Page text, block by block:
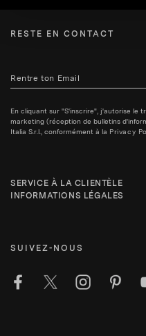
RESTE EN CONTACT
En cliquant sur "S'inscrire", j'autorise le
marketing (réception de bulletins
Italia S.r.l., conformément à la Privacy
SERVICE À LA CLIENTÈLE
INFORMATIONS LÉGALES
SUIVEZ-NOUS